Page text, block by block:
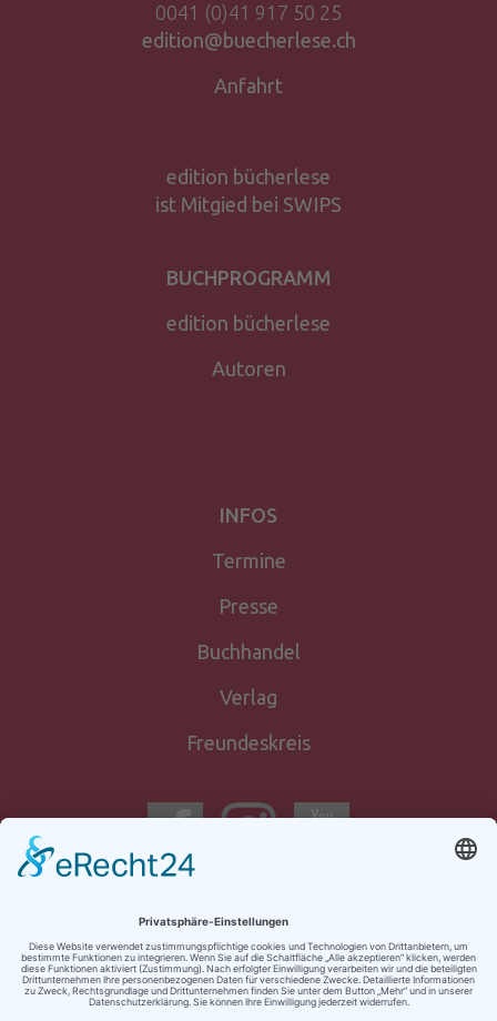
0041 (0)41 917 50 25
edition@buecherlese.ch
Anfahrt
edition bücherlese
ist Mitgied bei SWIPS
BUCHPROGRAMM
edition bücherlese
Autoren
INFOS
Termine
Presse
Buchhandel
Verlag
Freundeskreis
anmeldung
Kontakt
Impressum